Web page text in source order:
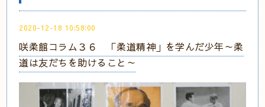
2020-12-18 10:58:00
咲柔館コラム３６ 「柔道精神」を学んだ少年～柔
道は友だちを助けること～